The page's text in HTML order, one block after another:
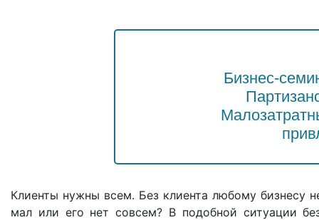
Бизнес-
Клиенты нужны всем. Без клиента любому бизнесу
мал или его нет совсем? В подобной ситуации